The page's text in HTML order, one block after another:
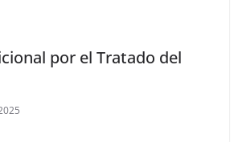
por el Tratado del